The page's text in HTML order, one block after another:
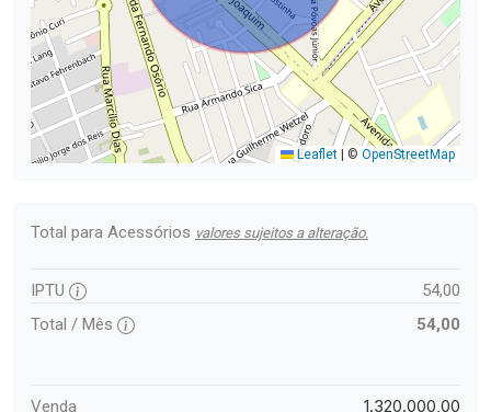
Leaflet © OpenStreetMap
Total para Acessórios valores sujeitos a alteração.
IPTU
54,00
Total / Mês
54,00
Venda 1.320.000,00